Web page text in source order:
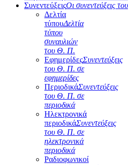
ΣυνεντεύξειςΟι συνεντεύξεις
Δελτία
τύπουΔελτία
τύπου
συναυλιών
του Θ. Π.
ΕφημερίδεςΣυνεντεύξεις
του Θ. Π. σε
εφημερίδες
ΠεριοδικάΣυνεντεύξεις
του Θ. Π. σε
περιοδικά
Ηλεκτρονικά
περιοδικάΣυνεντεύξεις
του Θ. Π. σε
ηλεκτρονικά
περιοδικά
Ραδιοφωνικοί